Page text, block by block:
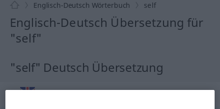
Englisch-Deutsch Wörterbuch self
Englisch-Deutsch Übersetzung für
"self"
"self" Deutsch Übersetzung
„self“: noun